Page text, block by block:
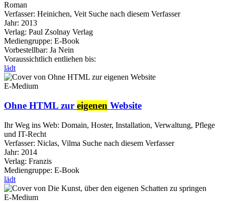
Roman
Verfasser: Heinichen, Veit Suche nach diesem Verfasser
Jahr: 2013
Verlag: Paul Zsolnay Verlag
Mediengruppe: E-Book
Vorbestellbar: Ja Nein
Voraussichtlich entliehen bis:
lädt
E-Medium
Ohne HTML zur eigenen Website
Ihr Weg ins Web: Domain, Hoster, Installation, Verwaltung, Pflege
und IT-Recht
Verfasser: Niclas, Vilma Suche nach diesem Verfasser
Jahr: 2014
Verlag: Franzis
Mediengruppe: E-Book
lädt
E-Medium